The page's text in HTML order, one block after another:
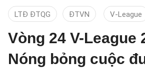
LTĐ ĐTQG ĐTVN V-League
Vòng 24 V-League
Nóng bỏng cuộc